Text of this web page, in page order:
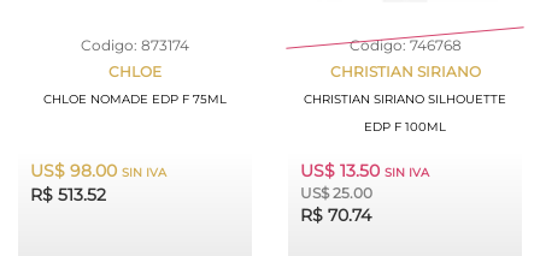
Codigo: 873174
CHLOE
CHLOE NOMADE EDP F 75ML
US$ 98.00 SIN IVA
R$ 513.52
Codigo: 746768
CHRISTIAN SIRIANO
CHRISTIAN SIRIANO SILHOUETTE
EDP F 100ML
US$ 13.50 SIN IVA
US$ 25.00
R$ 70.74